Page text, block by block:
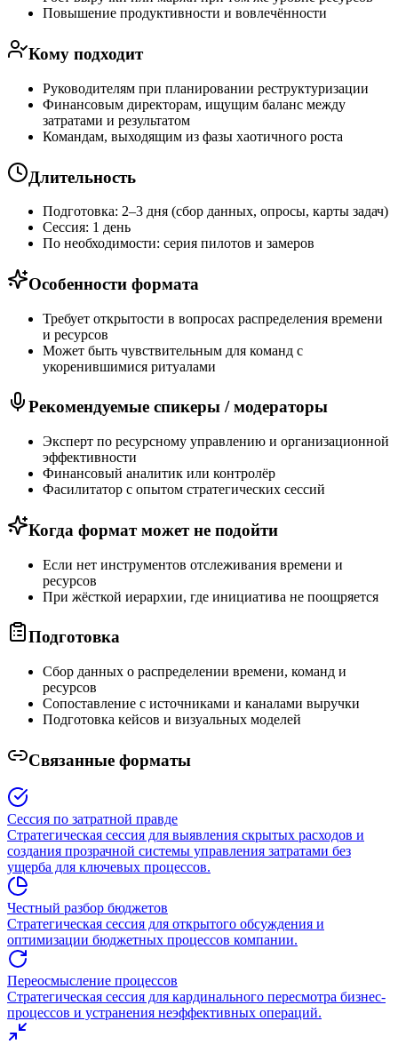
Повышение продуктивности и вовлечённости
Кому подходит
Руководителям при планировании реструктуризации
Финансовым директорам, ищущим баланс между
затратами и результатом
Командам, выходящим из фазы хаотичного роста
Длительность
Подготовка: 2–3 дня (сбор данных, опросы, карты задач)
Сессия: 1 день
По необходимости: серия пилотов и замеров
Особенности формата
Требует открытости в вопросах распределения времени
и ресурсов
Может быть чувствительным для команд с
укоренившимися ритуалами
Рекомендуемые спикеры / модераторы
Эксперт по ресурсному управлению и организационной
эффективности
Финансовый аналитик или контролёр
Фасилитатор с опытом стратегических сессий
Когда формат может не подойти
Если нет инструментов отслеживания времени и
ресурсов
При жёсткой иерархии, где инициатива не поощряется
Подготовка
Сбор данных о распределении времени, команд и
ресурсов
Сопоставление с источниками и каналами выручки
Подготовка кейсов и визуальных моделей
Связанные форматы
Сессия по затратной правде
Стратегическая сессия для выявления скрытых расходов и
создания прозрачной системы управления затратами без
ущерба для ключевых процессов.
Честный разбор бюджетов
Стратегическая сессия для открытого обсуждения и
оптимизации бюджетных процессов компании.
Переосмысление процессов
Стратегическая сессия для кардинального пересмотра бизнес-
процессов и устранения неэффективных операций.